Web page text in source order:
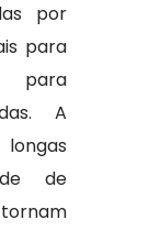
por
para
para
A
de